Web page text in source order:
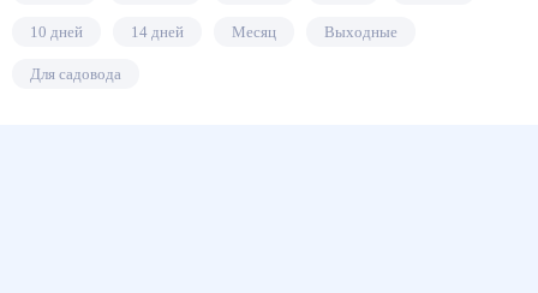
10 дней 14 дней Месяц Выходные
Для садовода